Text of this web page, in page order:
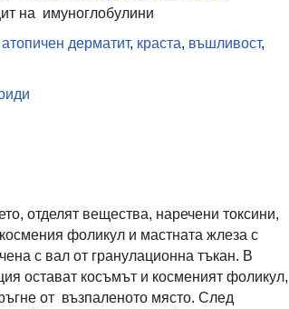
на имуноглобулини
атопичен дерматит, краста, въшливост,
отделят вещества, наречени токсини,
фоликул и мастната жлеза с
с вал от гранулационна тъкан. В
остават косъмът и косменият фоликул,
от възпаленото място. След